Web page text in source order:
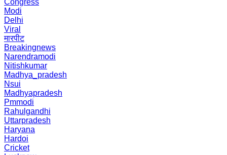
Congress
Modi
Delhi
Viral
मारपीट
Breakingnews
Narendramodi
Nitishkumar
Madhya_pradesh
Nsui
Madhyapradesh
Pmmodi
Rahulgandhi
Uttarpradesh
Haryana
Hardoi
Cricket